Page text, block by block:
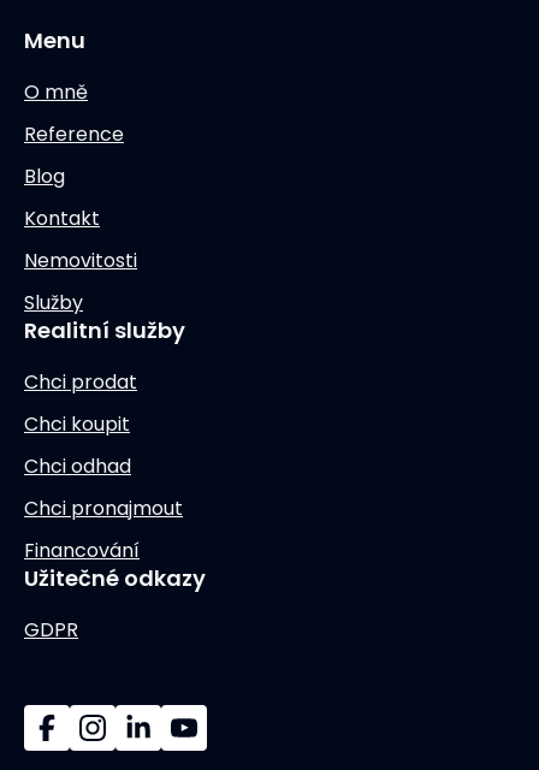
Menu
O mně
Reference
Blog
Kontakt
Nemovitosti
Služby
Realitní služby
Chci prodat
Chci koupit
Chci odhad
Chci pronajmout
Financování
Užitečné odkazy
GDPR